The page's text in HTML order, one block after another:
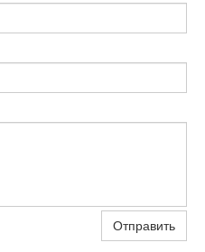
Отправить